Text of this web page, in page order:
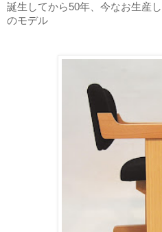
誕生してから50年、今なお生産
のモデル